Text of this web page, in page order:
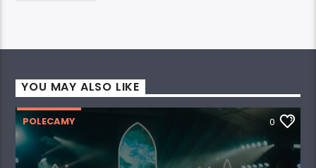
YOU MAY ALSO LIKE
POLECAMY 0